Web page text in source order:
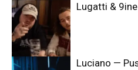
Lugatti &
Luciano —